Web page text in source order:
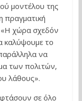
μοντέλου της
πραγματική
χώρα σχεδόν
καλύψουμε το
να
των πολιτών,
λάθους».
σε όλο